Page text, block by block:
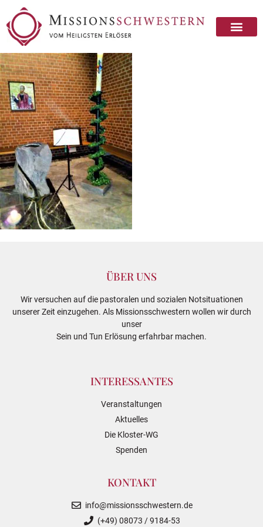
ÜBER UNS
Wir versuchen auf die pastoralen und sozialen Notsituationen
unserer Zeit einzugehen. Als Missionsschwestern wollen wir durch
unser
Sein und Tun Erlösung erfahrbar machen.
INTERESSANTES
Veranstaltungen
Aktuelles
Die Kloster-WG
Spenden
KONTAKT
info@missionsschwestern.de
(+49) 08073 / 9184-53